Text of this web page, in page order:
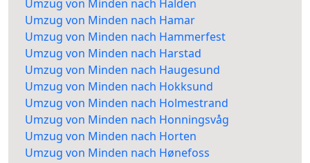
Umzug von Minden nach Halden
Umzug von Minden nach Hamar
Umzug von Minden nach Hammerfest
Umzug von Minden nach Harstad
Umzug von Minden nach Haugesund
Umzug von Minden nach Hokksund
Umzug von Minden nach Holmestrand
Umzug von Minden nach Honningsvåg
Umzug von Minden nach Horten
Umzug von Minden nach Hønefoss